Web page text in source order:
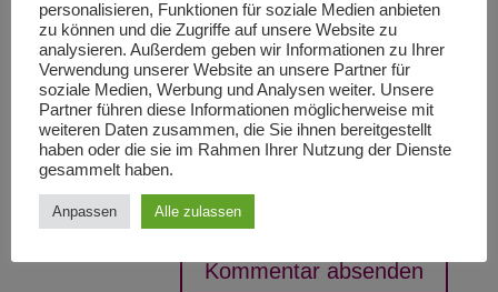
Name, E-Mail-Adresse und Website in diesem Browser für
meinen nächsten Kommentar speichern.
Bitte gib eine Antwort in Ziffern ein:
siebzehn − 16 =
personalisieren, Funktionen für soziale Medien anbieten
zu können und die Zugriffe auf unsere Website zu
analysieren. Außerdem geben wir Informationen zu Ihrer
Verwendung unserer Website an unsere Partner für
soziale Medien, Werbung und Analysen weiter. Unsere
Partner führen diese Informationen möglicherweise mit
weiteren Daten zusammen, die Sie ihnen bereitgestellt
haben oder die sie im Rahmen Ihrer Nutzung der Dienste
gesammelt haben.
Anpassen Alle zulassen